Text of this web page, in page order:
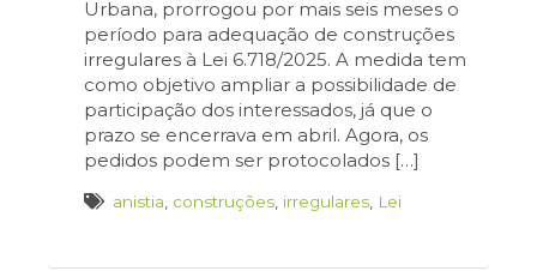
Urbana, prorrogou por mais seis meses o
período para adequação de construções
irregulares à Lei 6.718/2025. A medida tem
como objetivo ampliar a possibilidade de
participação dos interessados, já que o
prazo se encerrava em abril. Agora, os
pedidos podem ser protocolados […]
anistia construções irregulares Lei